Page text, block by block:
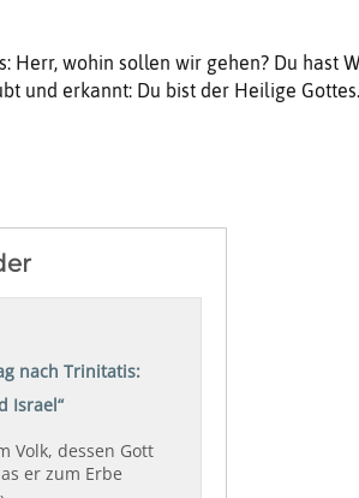
Herr, wohin sollen wir gehen? Du hast
und erkannt: Du bist der Heilige Gottes.